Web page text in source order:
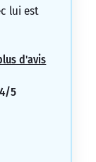
lui est
d'avis
5